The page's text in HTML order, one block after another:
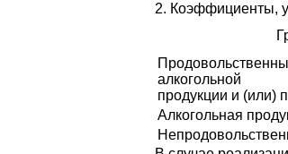
2. Коэффициенты,
алкогольной
продукции и (или)
Алкогольная